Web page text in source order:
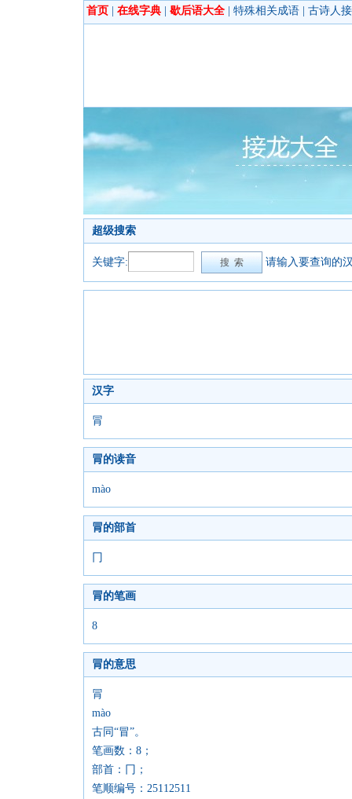
首页 在线字典 歇后语大全 特殊相关成语 古诗人
超级搜索
关键字: 请输入要查询的
汉字
冐
冐的读音
mào
冐的部首
冂
冐的笔画
8
冐的意思
冐
mào
古同“冒”。
笔画数：8；
部首：冂；
笔顺编号：25112511